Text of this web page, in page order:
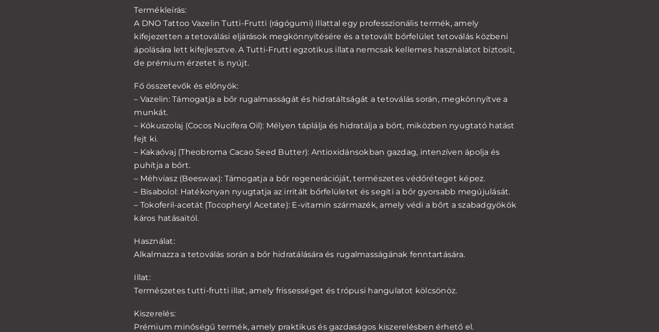
Termékleírás:
A DNO Tattoo Vazelin Tutti-Frutti (rágógumi) Illattal egy professzionális termék, amely
kifejezetten a tetoválási eljárások megkönnyítésére és a tetovált bőrfelület tetoválás közbeni
ápolására lett kifejlesztve. A Tutti-Frutti egzotikus illata nemcsak kellemes használatot biztosít,
de prémium érzetet is nyújt.
Fő összetevők és előnyök:
– Vazelin: Támogatja a bőr rugalmasságát és hidratáltságát a tetoválás során, megkönnyítve a
munkát.
– Kókuszolaj (Cocos Nucifera Oil): Mélyen táplálja és hidratálja a bőrt, miközben nyugtató hatást
fejt ki.
– Kakaóvaj (Theobroma Cacao Seed Butter): Antioxidánsokban gazdag, intenzíven ápolja és
puhítja a bőrt.
– Méhviasz (Beeswax): Támogatja a bőr regenerációját, természetes védőréteget képez.
– Bisabolol: Hatékonyan nyugtatja az irritált bőrfelületet és segíti a bőr gyorsabb megújulását.
– Tokoferil-acetát (Tocopheryl Acetate): E-vitamin származék, amely védi a bőrt a szabadgyökök
káros hatásaitól.
Használat:
Alkalmazza a tetoválás során a bőr hidratálására és rugalmasságának fenntartására.
Illat:
Természetes tutti-frutti illat, amely frissességet és trópusi hangulatot kölcsönöz.
Kiszerelés:
Prémium minőségű termék, amely praktikus és gazdaságos kiszerelésben érhető el.